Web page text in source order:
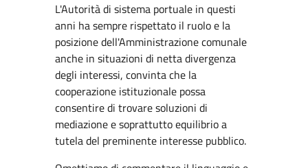
L'Autorità di sistema portuale in questi
anni ha sempre rispettato il ruolo e la
posizione dell'Amministrazione comunale
anche in situazioni di netta divergenza
degli interessi, convinta che la
cooperazione istituzionale possa
consentire di trovare soluzioni di
mediazione e soprattutto equilibrio a
tutela del preminente interesse pubblico.